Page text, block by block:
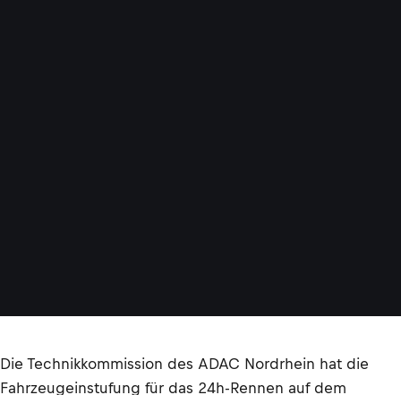
Die Technikkommission des ADAC Nordrhein hat die
Fahrzeugeinstufung für das 24h-Rennen auf dem